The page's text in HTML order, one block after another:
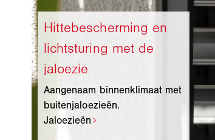
Aangenaam binnenklimaat met
buitenjaloezieën.